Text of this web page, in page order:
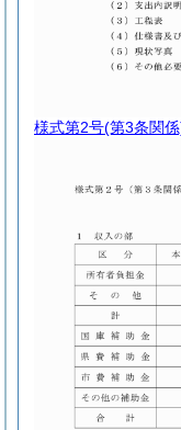
様式第2号(第3条関